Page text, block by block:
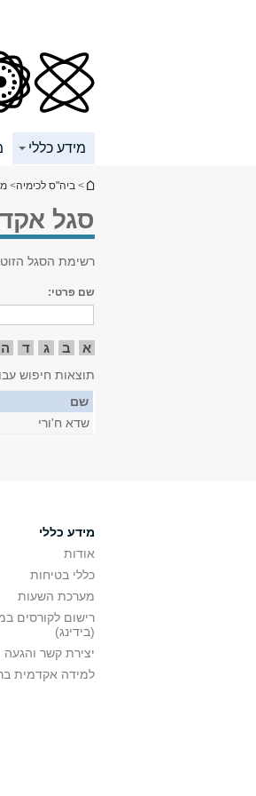
מידע כללי
הינך נמצא כאן
> ביה"ס לכימיה>
סגל
רשימת הסגל
שם פרטי:
א ב ג ד ה
תוצאות חיפוש
שם
שדא ח'ורי
מידע כללי
אודות
כללי בטיחות
מערכת השעות
רישום לקורסים
(בידינג)
יצירת קשר והגעה
למידה אקדמית